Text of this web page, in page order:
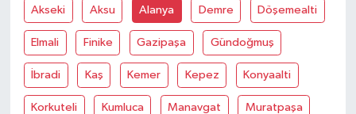
Akseki Aksu Alanya Demre Döşemealti
Elmali Finike Gazipaşa Gündoğmuş
İbradi Kaş Kemer Kepez Konyaalti
Korkuteli Kumluca Manavgat Muratpaşa